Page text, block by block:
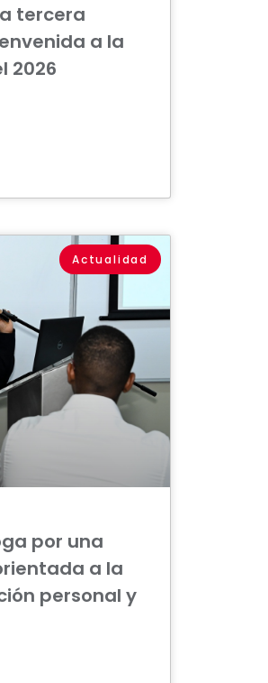
tercera
a la
2026
Actualidad
por una
a la
personal y